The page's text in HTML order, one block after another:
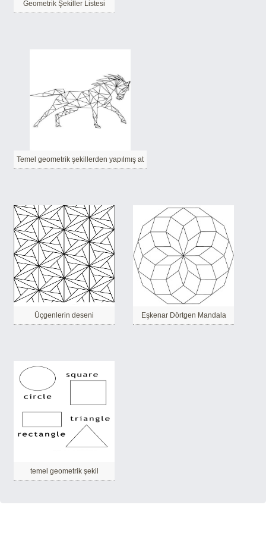
Geometrik Şekiller Listesi
Temel geometrik şekillerden yapılmış at
Üçgenlerin deseni Eşkenar Dörtgen Mandala
temel geometrik şekil